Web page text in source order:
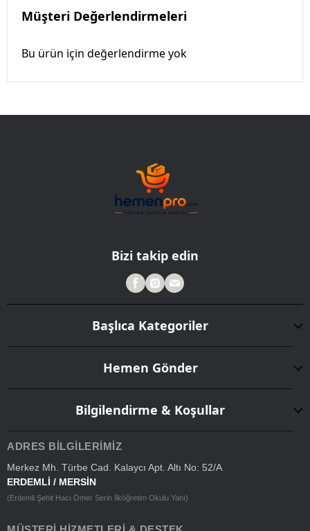
Müşteri Değerlendirmeleri
Bu ürün için değerlendirme yok
Bizi takip edin
Başlıca Kategoriler
Hemen Gönder
Bilgilendirme & Koşullar
ADRES BILGILERIMIZ
Merkez Mh. Türbe Cad. Kalaycı Apt. Altı No: 52/A
ERDEMLİ / MERSİN
(Erdemli Şehit Hacı Ömer Serin İlköğretim Okulu Yanı)